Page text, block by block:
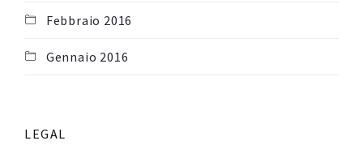
Febbraio 2016
Gennaio 2016
LEGAL